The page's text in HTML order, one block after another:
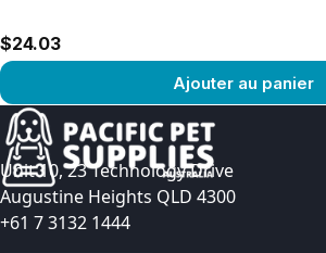
$24.03
Ajouter au panier
Voir le produit
Unit 10, 23 Technology Drive
Augustine Heights QLD 4300
+61 7 3132 1444